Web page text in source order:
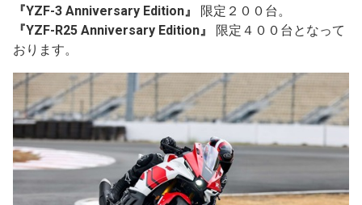
『YZF-3 Anniversary Edition』
限定２００台。
『YZF-R25 Anniversary Edition』
限定４００台となって
おります。